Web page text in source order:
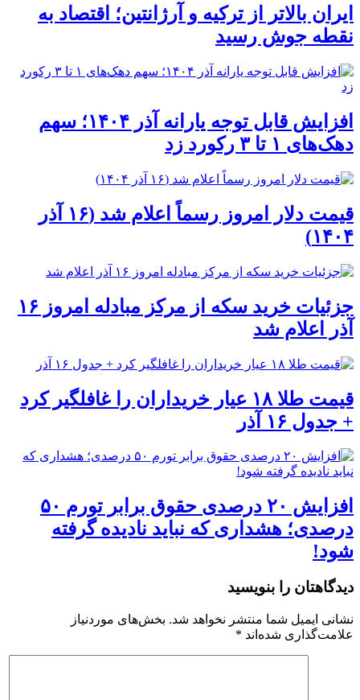
ایران بالاتر از ترکیه و آرژانتین؛ اقتصاد به
نقطه جوش رسید
افزایش قابل توجه یارانه آذر ۱۴۰۴؛ سهم
دهک‌های ۱ تا ۳ رکورد زد
قیمت دلار امروز رسماً اعلام شد (۱۶ آذر
۱۴۰۴)
جزئیات خرید سکه از مرکز مبادله امروز ۱۶
آذر اعلام شد
قیمت طلا ۱۸ عیار خریداران را غافلگیر کرد
+ جدول ۱۶ آذر
افزایش ۲۰ درصدی حقوق برابر تورم ۵۰
درصدی؛ هشداری که نباید نادیده گرفته
شود!
دیدگاهتان را بنویسید
نشانی ایمیل شما منتشر نخواهد شد. بخش‌های موردنیاز
علامت‌گذاری شده‌اند *